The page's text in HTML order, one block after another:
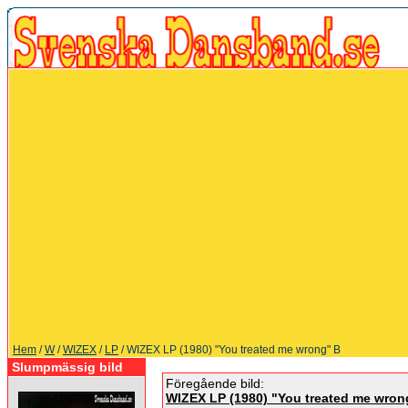
Hem /W/WIZEX / LP / WIZEX LP (1980) "You treated me wrong" B
Slumpmässig bild
Föregående bild:
WIZEX LP (1980) "You treated me